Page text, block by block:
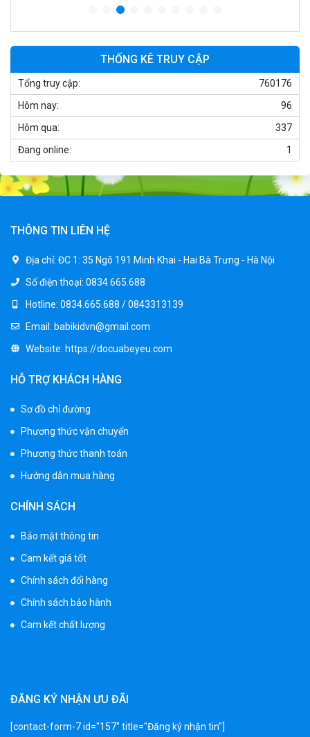
Xe máy điện trẻ em T118
Xe điện trẻ em 7017
Xe ô tô điện trẻ em cảnh sát J2988
2.600.000 ₫
Xe ô tô điện trẻ em địa hình M666
2.850.000 ₫
Xe máy điện trẻ em BJQ-M03
1.650.000 ₫
1.530.000 ₫
1.950.000 ₫
Xe 3 bánh trẻ em 968
550.000 ₫
1.250.000 ₫
THỐNG KÊ TRUY CẬP
760176
Tổng truy cập:
96
Hôm nay:
337
Hôm qua:
1
Đang online:
THÔNG TIN LIÊN HỆ
Địa chỉ: ĐC 1: 35 Ngõ 191 Minh Khai - Hai Bà Trưng - Hà Nội
Số điện thoại: 0834.665.688
Hotline: 0834.665.688 / 0843313139
Email: babikidvn@gmail.com
Website: https://docuabeyeu.com
HỖ TRỢ KHÁCH HÀNG
Sơ đồ chỉ đường
Phương thức vận chuyển
Phương thức thanh toán
Hướng dẫn mua hàng
CHÍNH SÁCH
Bảo mật thông tin
Cam kết giá tốt
Chính sách đổi hàng
Chính sách bảo hành
Cam kết chất lượng
ĐĂNG KÝ NHẬN ƯU ĐÃI
[contact-form-7 id="157" title="Đăng ký nhận tin"]